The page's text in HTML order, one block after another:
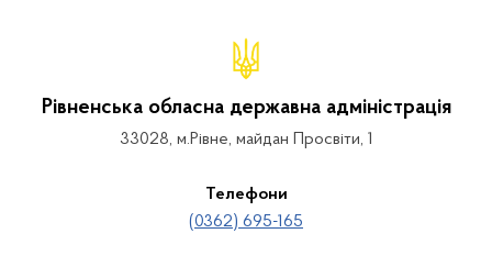
Рівненська обласна державна адміністрація
33028, м.Рівне, майдан Просвіти, 1
Телефони
(0362) 695-165